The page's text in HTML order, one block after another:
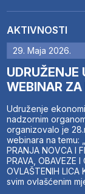
AKTIVNOSTI
29. Maja 2026.
UDRUŽENJE
WEBINAR
Udruženje
nadzornim organom
organizovalo je
webinara na temu:
PRANJA NOVCA I
PRAVA, OBAVEZE
OVLAŠTENIH LICA
svim ovlašćenim